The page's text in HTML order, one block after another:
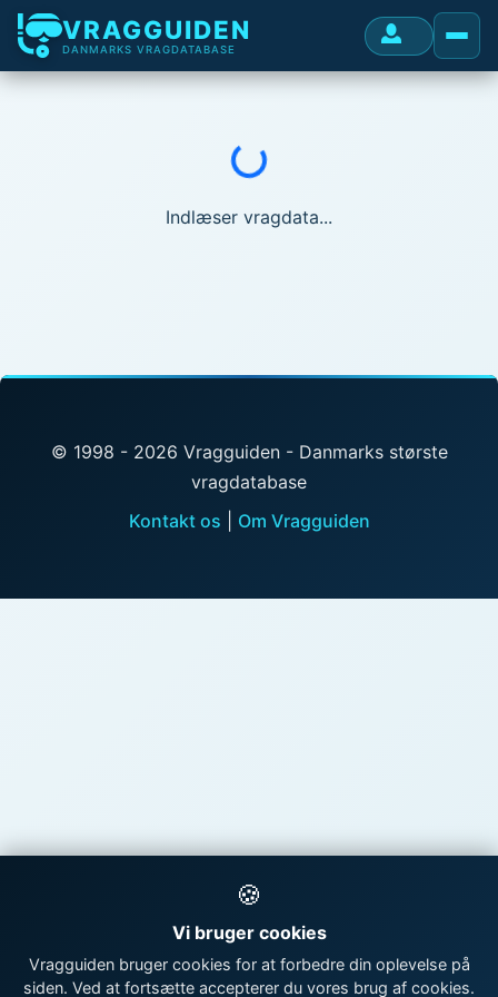
VRAGGUIDEN
DANMARKS VRAGDATABASE
Indlæser...
Indlæser vragdata...
© 1998 - 2026 Vragguiden - Danmarks største
vragdatabase
Kontakt os
Om Vragguiden
🍪
Vi bruger cookies
Vragguiden bruger cookies for at forbedre din oplevelse på
siden. Ved at fortsætte accepterer du vores brug af cookies.